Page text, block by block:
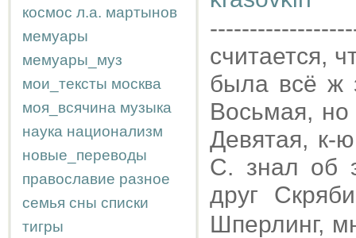
космос л.а. мартынов
мемуары
мемуары_муз
мои_тексты москва
моя_всячина музыка
наука национализм
новые_переводы
православие разное
семья сны списки
тигры
считается,
была всё ж
Восьмая,
Девятая, к-
С. знал об
друг
Шперлинг,